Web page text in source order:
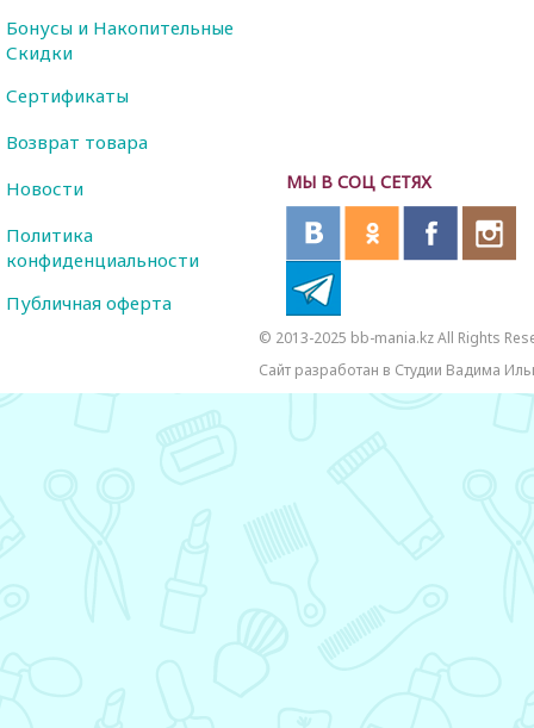
МЫ В СОЦ СЕТЯХ
Бонусы и Накопительные
Скидки
Сертификаты
Возврат товара
Новости
Политика
конфиденциальности
Публичная оферта
© 2013-2025 bb-mania.kz All Rights
Сайт разработан в Студии Вадима